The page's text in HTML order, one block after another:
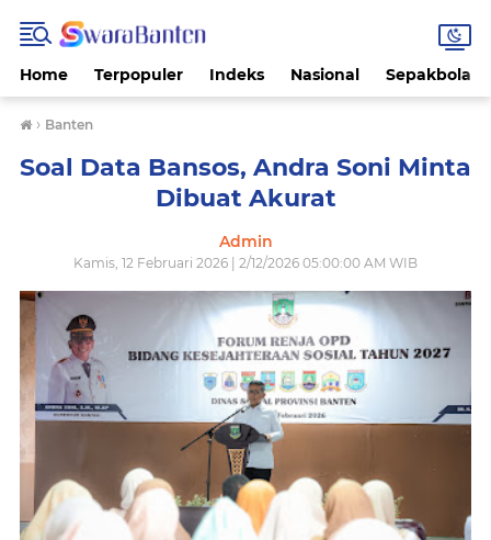
Home Terpopuler Indeks Nasional Sepakbola
› Banten
Soal Data Bansos, Andra Soni Minta
Dibuat Akurat
Admin
Kamis, 12 Februari 2026 | 2/12/2026 05:00:00 AM WIB